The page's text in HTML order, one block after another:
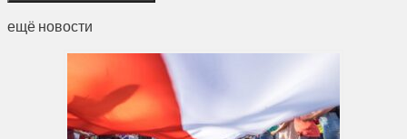
ещё новости